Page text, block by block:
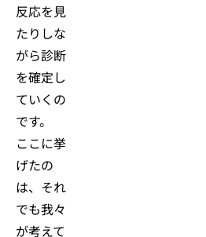
反応を見
たりしな
がら診断
を確定し
ていくの
です。
ここに挙
げたの
は、それ
でも我々
が考えて